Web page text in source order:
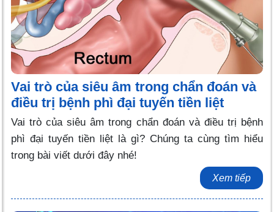
Vai trò của siêu âm trong chẩn đoán và
điều trị bệnh phì đại tuyến tiền liệt
Vai trò của siêu âm trong chẩn đoán và điều trị bệnh
phì đại tuyến tiền liệt là gì? Chúng ta cùng tìm hiểu
trong bài viết dưới đây nhé!
Xem tiếp